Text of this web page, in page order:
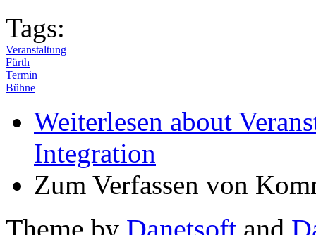
Tags:
Veranstaltung
Fürth
Termin
Bühne
Weiterlesen about
Integration
Zum Verfassen von